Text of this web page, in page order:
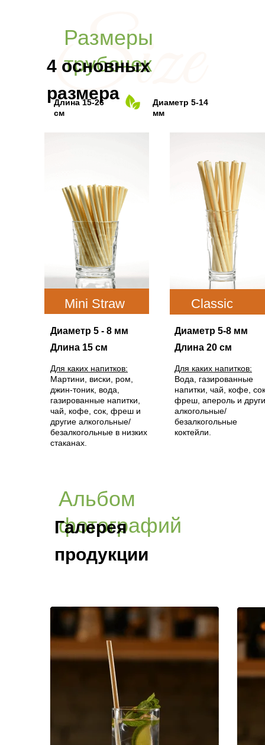
Размеры
трубочек
4 основных
размера
Длина 15-26
см
Диаметр 5-14
мм
Для каких напитков:
Мартини, виски, ром,
джин-тоник, вода,
газированные напитки,
чай, кофе, сок, фреш и
другие алкогольные/
безалкогольные в низких
стаканах.
Для каких напитков:
Вода, газированные
напитки, чай, кофе,
фреш, апероль и
алкогольные/
безалкогольные
коктейли.
Длина 15 см Длина 20 см
Mini Straw
Classic
Straw
Диаметр 5 - 8 мм Диаметр 5-8 мм
Альбом
фотографий
Галерея
продукции